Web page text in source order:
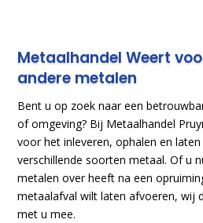
Metaalhandel Weert
andere metalen
Bent u op zoek naar een
of omgeving? Bij Metaalhandel
voor het inleveren, ophalen en
verschillende soorten metaal. Of u
metalen over heeft na een
metaalafval wilt laten afvoeren, wij
met u mee.